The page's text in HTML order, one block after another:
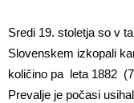
Sredi 19. stoletja so v
Slovenskem izkopali
količino pa leta 1882
Prevalje je počasi